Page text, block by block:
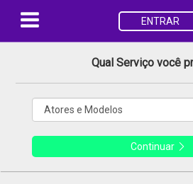
ENTRAR
Qual Serviço você
Continuar